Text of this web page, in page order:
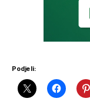
Podjeli: